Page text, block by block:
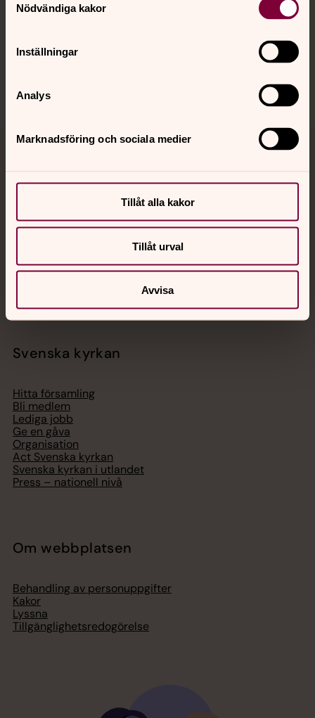
Nödvändiga kakor
Inställningar
Analys
Marknadsföring och sociala medier
Tillåt alla kakor
Tillåt urval
Avvisa
Sociala kanaler
med en präst på kvällar och nätter.
Digitalt brev
Svenska kyrkan
Hitta församling
Bli medlem
Lediga jobb
Ge en gåva
Organisation
Act Svenska kyrkan
Svenska kyrkan i utlandet
Press – nationell nivå
Om webbplatsen
Behandling av personuppgifter
Kakor
Lyssna
Tillgänglighetsredogörelse